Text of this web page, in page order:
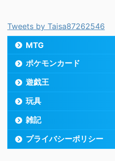
Tweets by Taisa87262546
MTG
ポケモンカード
遊戯王
玩具
雑記
プライバシーポリシー